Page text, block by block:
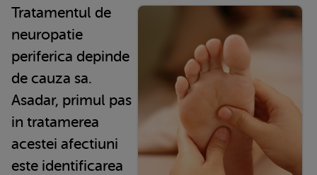
Tratamentul de
neuropatie
periferica depinde
de cauza sa.
Asadar, primul pas
in tratamerea
acestei afectiuni
este identificarea